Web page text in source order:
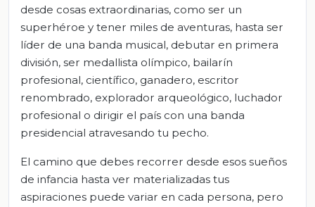
desde cosas extraordinarias, como ser un
superhéroe y tener miles de aventuras, hasta ser
líder de una banda musical, debutar en primera
división, ser medallista olímpico, bailarín
profesional, científico, ganadero, escritor
renombrado, explorador arqueológico, luchador
profesional o dirigir el país con una banda
presidencial atravesando tu pecho.
El camino que debes recorrer desde esos sueños
de infancia hasta ver materializadas tus
aspiraciones puede variar en cada persona, pero